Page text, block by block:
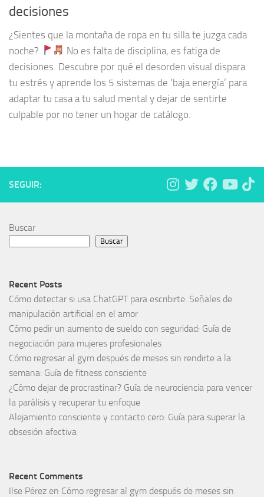
decisiones
¿Sientes que la montaña de ropa en tu silla te juzga cada
noche?
No es falta de disciplina, es fatiga de
decisiones. Descubre por qué el desorden visual dispara
tu estrés y aprende los 5 sistemas de ‘baja energía’ para
adaptar tu casa a tu salud mental y dejar de sentirte
culpable por no tener un hogar de catálogo.
SEGUIR:
Buscar
Buscar
Recent Posts
Cómo detectar si usa ChatGPT para escribirte: Señales de
manipulación artificial en el amor
Cómo pedir un aumento de sueldo con seguridad: Guía de
negociación para mujeres profesionales
Cómo regresar al gym después de meses sin rendirte a la
semana: Guía de fitness consciente
¿Cómo dejar de procrastinar? Guía de neurociencia para vencer
la parálisis y recuperar tu enfoque
Alejamiento consciente y contacto cero: Guía para superar la
obsesión afectiva
Recent Comments
Ilse Pérez en Cómo regresar al gym después de meses sin